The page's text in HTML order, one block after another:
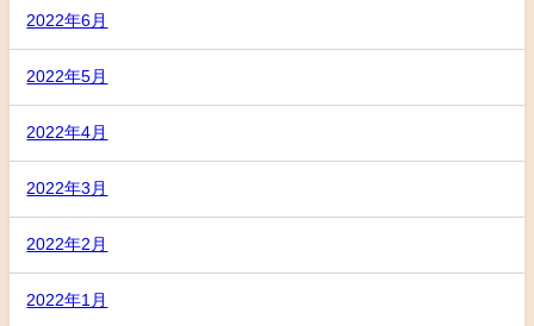
2022年6月
2022年5月
2022年4月
2022年3月
2022年2月
2022年1月